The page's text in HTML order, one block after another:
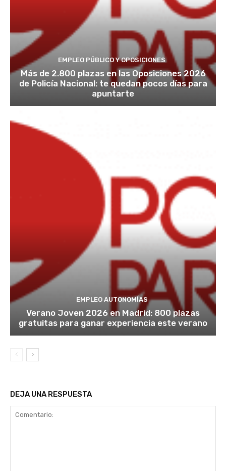
EMPLEO PÚBLICO Y OPOSICIONES
Más de 2.800 plazas en las Oposiciones 2026
de Policía Nacional: te quedan pocos días para
apuntarte
EMPLEO AUTONOMÍAS
Verano Joven 2026 en Madrid: 800 plazas
gratuitas para ganar experiencia este verano
DEJA UNA RESPUESTA